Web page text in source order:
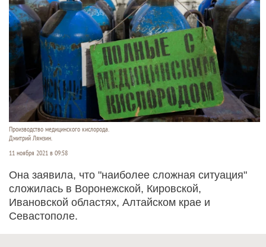
Производство медицинского кислорода.
Дмитрий Лямзин.
11 ноября 2021 в 09:58
Она заявила, что "наиболее сложная ситуация"
сложилась в Воронежской, Кировской,
Ивановской областях, Алтайском крае и
Севастополе.